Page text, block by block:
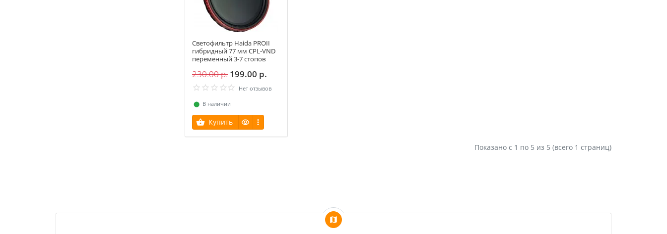
Светофильтр Haida PROII
гибридный 77 мм CPL-VND
переменный 3-7 стопов
230.00 р. 199.00 р.
Нет отзывов
⬤ В наличии
Купить
Показано с 1 по 5 из 5 (всего 1 страниц)